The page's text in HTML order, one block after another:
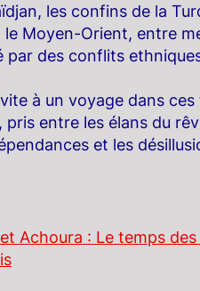
les confins de la
le Moyen-Orient, entre
des conflits
à un voyage dans
entre les élans du
et les
Achoura : Le temps